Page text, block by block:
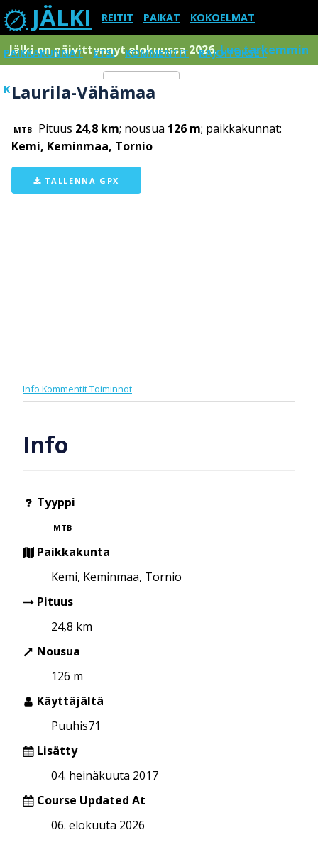
JÄLKI REITIT PAIKAT KOKOELMAT
PAIKKAKUNNAT ETSI KOMMENTIT RAJOITUKSET
KIRJAUDU SISÄÄN Menu
Jälki on päivittynnyt elokuussa 2026.Lue tarkemmin
Laurila-Vähämaa
MTB Pituus 24,8 km; nousua 126 m; paikkakunnat:
Kemi, Keminmaa, Tornio
TALLENNA GPX
Info KommentitToiminnot
Info
Tyyppi
MTB
Paikkakunta
Kemi, Keminmaa, Tornio
Pituus
24,8 km
Nousua
126 m
Käyttäjältä
Puuhis71
Lisätty
04. heinäkuuta 2017
Course Updated At
06. elokuuta 2026